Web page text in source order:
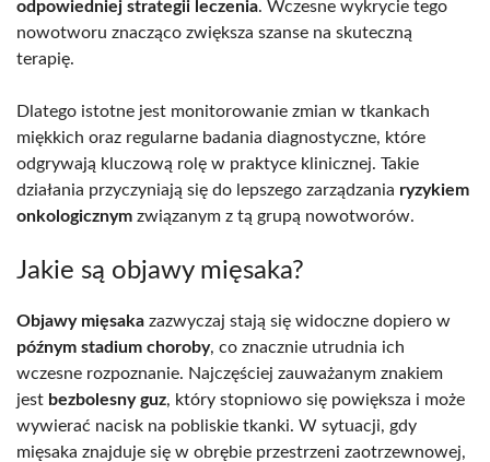
odpowiedniej strategii leczenia. Wczesne wykrycie tego
nowotworu znacząco zwiększa szanse na skuteczną
terapię.
Dlatego istotne jest monitorowanie zmian w tkankach
miękkich oraz regularne badania diagnostyczne, które
odgrywają kluczową rolę w praktyce klinicznej. Takie
działania przyczyniają się do lepszego zarządzania ryzykiem
onkologicznym związanym z tą grupą nowotworów.
Jakie są objawy mięsaka?
Objawy mięsaka zazwyczaj stają się widoczne dopiero w
późnym stadium choroby, co znacznie utrudnia ich
wczesne rozpoznanie. Najczęściej zauważanym znakiem
jest bezbolesny guz, który stopniowo się powiększa i może
wywierać nacisk na pobliskie tkanki. W sytuacji, gdy
mięsaka znajduje się w obrębie przestrzeni zaotrzewnowej,